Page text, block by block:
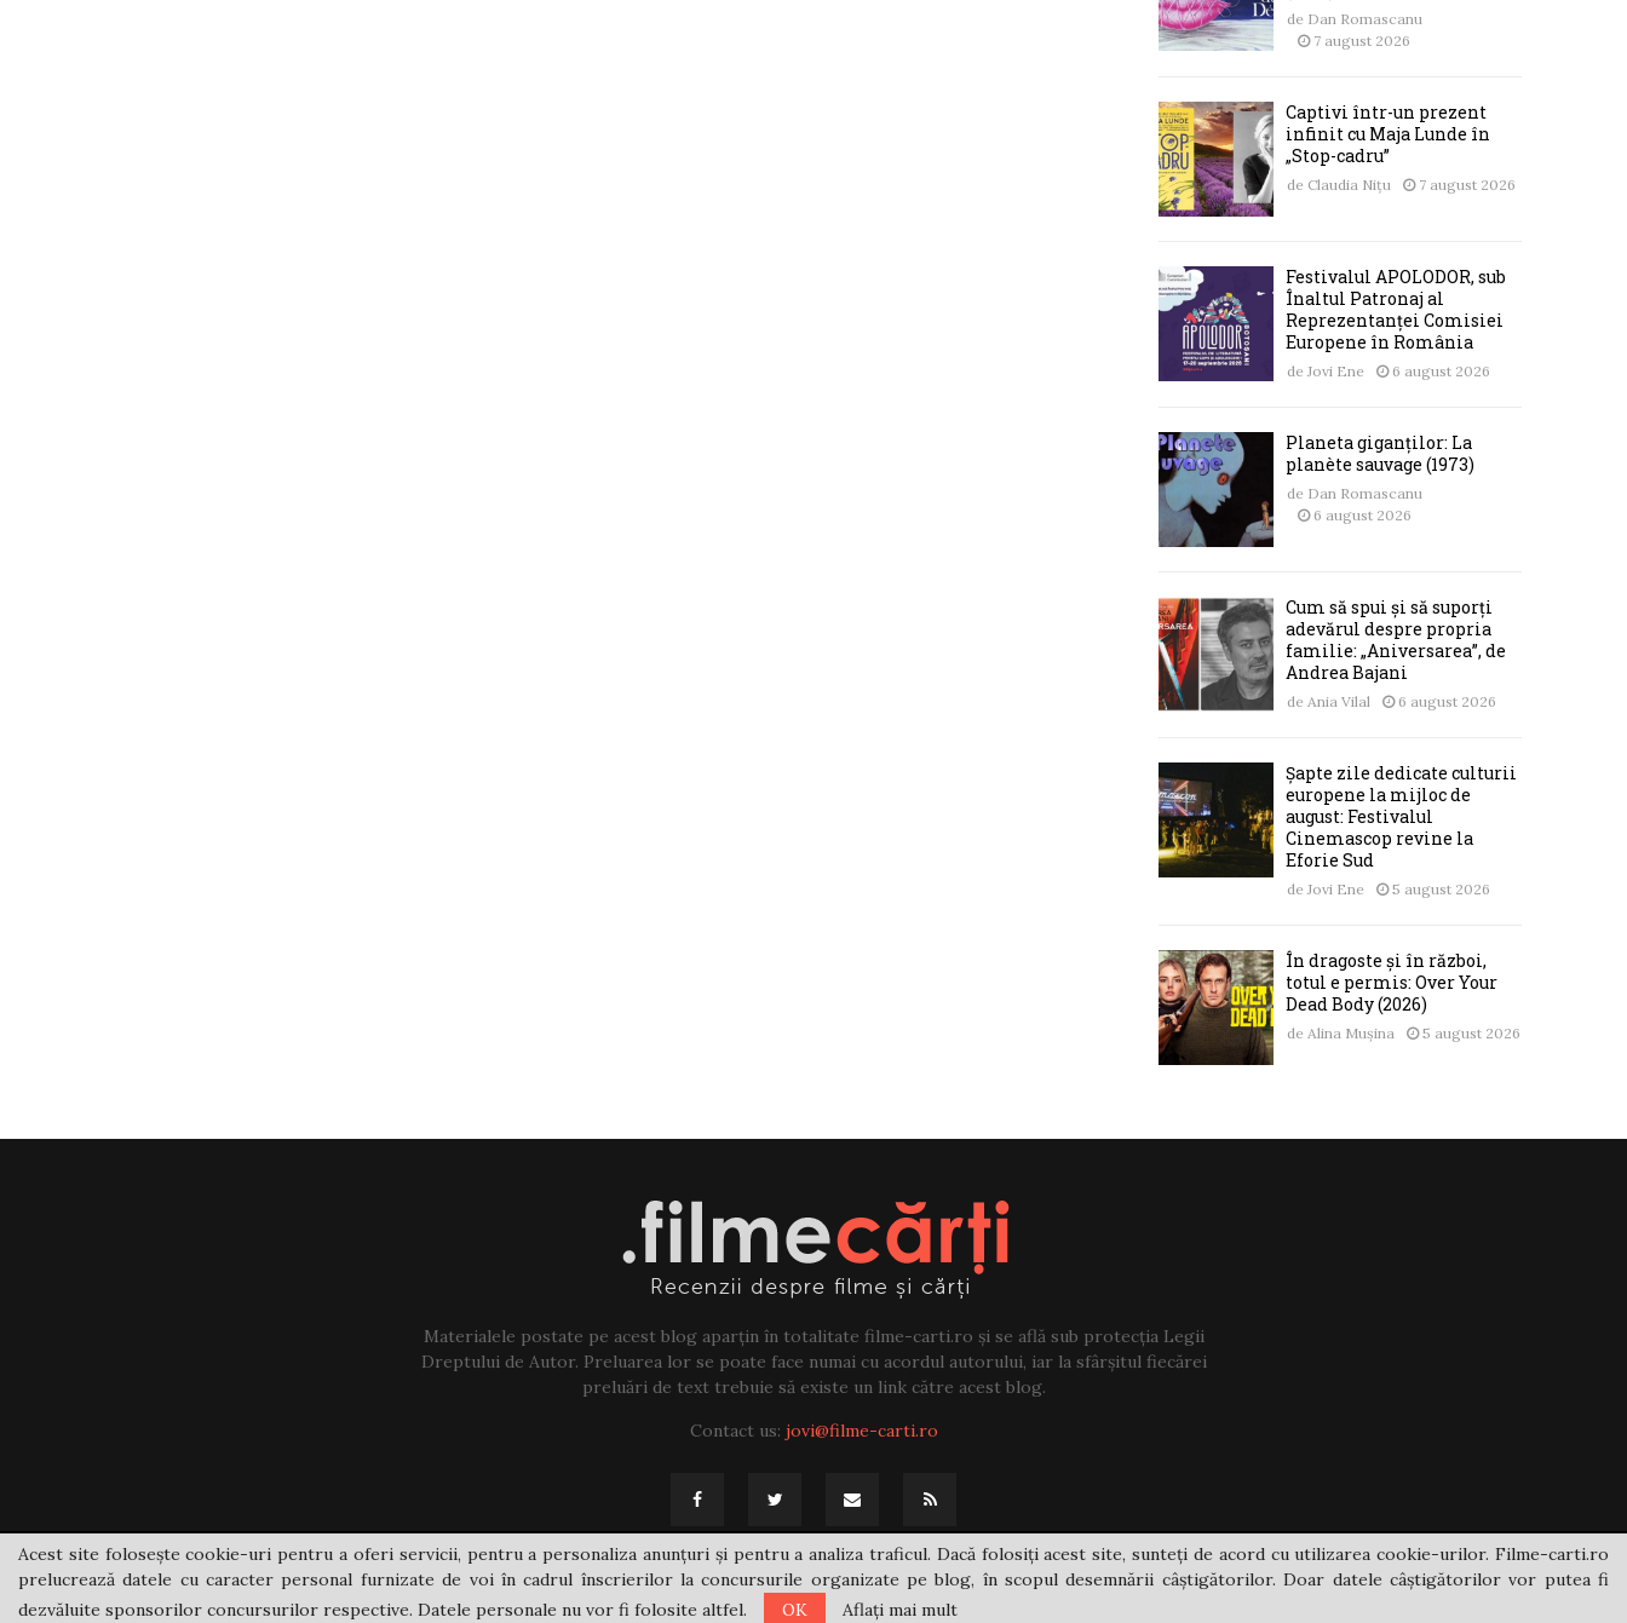
de Dan Romascanu
7 august 2026
Captivi într-un prezent
infinit cu Maja Lunde în
„Stop-cadru”
de Claudia Nițu 7 august 2026
Festivalul APOLODOR, sub
Înaltul Patronaj al
Reprezentanței Comisiei
Europene în România
de Jovi Ene 6 august 2026
Planeta giganților: La
planète sauvage (1973)
de Dan Romascanu
6 august 2026
Cum să spui și să suporți
adevărul despre propria
familie: „Aniversarea”, de
Andrea Bajani
de Ania Vilal 6 august 2026
Șapte zile dedicate culturii
europene la mijloc de
august: Festivalul
Cinemascop revine la
Eforie Sud
de Jovi Ene 5 august 2026
În dragoste și în război,
totul e permis: Over Your
Dead Body (2026)
de Alina Mușina 5 august 2026
Materialele postate pe acest blog aparțin în totalitate filme-carti.ro și se află sub protecția Legii
Dreptului de Autor. Preluarea lor se poate face numai cu acordul autorului, iar la sfârșitul fiecărei
preluări de text trebuie să existe un link către acest blog.
Contact us: jovi@filme-carti.ro
@2021 - filme-carti.ro
Acest site folosește cookie-uri pentru a oferi servicii, pentru a personaliza anunțuri și pentru a analiza traficul. Dacă folosiți acest site, sunteți de acord cu utilizarea cookie-urilor. Filme-carti.ro
prelucrează datele cu caracter personal furnizate de voi în cadrul înscrierilor la concursurile organizate pe blog, în scopul desemnării câștigătorilor. Doar datele câștigătorilor vor putea fi
dezvăluite sponsorilor concursurilor respective. Datele personale nu vor fi folosite altfel.
OK Aflați mai mult